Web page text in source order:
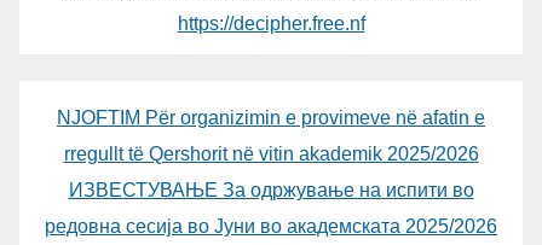
https://decipher.free.nf
NJOFTIM Për organizimin e provimeve në afatin e
rregullt të Qershorit në vitin akademik 2025/2026
ИЗВЕСТУВАЊЕ За одржување на испити во
редовна сесија во Јуни во академската 2025/2026